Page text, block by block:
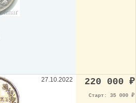
27.10.2022 220 000 ₽
Старт: 35 000 ₽